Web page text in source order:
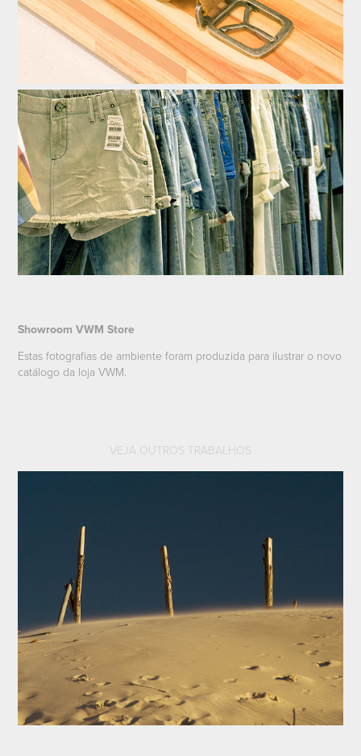
Showroom VWM Store
Estas fotografias de ambiente foram produzida para ilustrar o novo
catálogo da loja VWM.
VEJA OUTROS TRABALHOS